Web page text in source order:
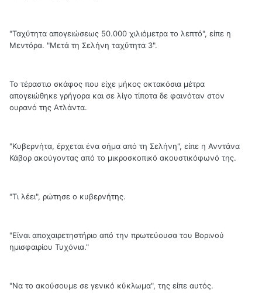
"Ταχύτητα απογειώσεως 50.000 χιλιόμετρα το λεπτό", είπε η
Μεντόρα. "Μετά τη Σελήνη ταχύτητα 3".
Το τέραστιο σκάφος που είχε μήκος οκτακόσια μέτρα
απογειώθηκε γρήγορα και σε λίγο τίποτα δε φαινόταν στον
ουρανό της Ατλάντα.
"Κυβερνήτα, έρχεται ένα σήμα από τη Σελήνη", είπε η Ανντάνα
Κάβορ ακούγοντας από το μικροσκοπικό ακουστικόφωνό της.
"Τι λέει", ρώτησε ο κυβερνήτης.
"Είναι αποχαιρετηστήριο από την πρωτεύουσα του Βορινού
ημισφαιρίου Τυχόνια."
"Να το ακούσουμε σε γενικό κύκλωμα", της είπε αυτός.